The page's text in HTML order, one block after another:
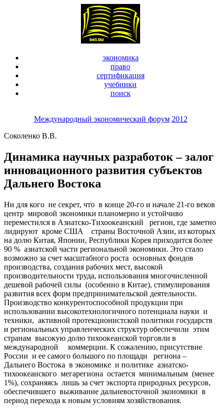
экономика
право
сертификация
учебники
поиск
Международный экономический форум 2012
Соколенко В.В.
Динамика научных разработок – залог
инновационного развития субъектов
Дальнего Востока
Ни для кого не секрет, что в конце 20-го и начале 21-го веков
центр мировой экономики планомерно и устойчиво
переместился в Азиатско-Тихоокеанский
регион, где заметно
лидируют кроме США страны Восточной Азии, из которых
на долю Китая, Японии, Республики Корея приходится более
90 % азиатской части региональной экономики. Это стало
возможно за счет масштабного роста основных фондов
производства, создания рабочих мест, высокой
производительности труда, использования многочисленной
дешевой рабочей силы (особенно в Китае), стимулирования
развития всех форм предпринимательской деятельности.
Производство конкурентоспособной продукции при
использовании высокотехнологичного потенциала науки и
техники, активной протекционистской политики государств
и региональных управленческих структур обеспечили этим
странам высокую долю тихоокеанской торговли в
международной коммерции. К сожалению, присутствие
России и ее самого большого по площади региона –
Дальнего Востока в экономике и политике азиатско-
тихоокеанского мегарегиона остается минимальным (менее
1%), сохраняясь лишь за счет экспорта природных ресурсов,
обеспечившего выживание дальневосточной экономики в
период перехода к новым условиям хозяйствования.